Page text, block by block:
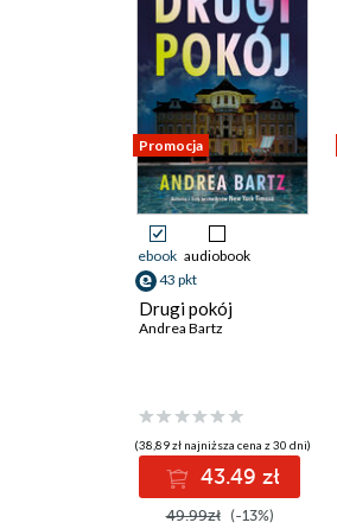
Promocja
ebook audiobook
43 pkt
Drugi pokój
Andrea Bartz
(38,89 zł najniższa cena z 30 dni)
43.49 zł
49.99zł (-13%)